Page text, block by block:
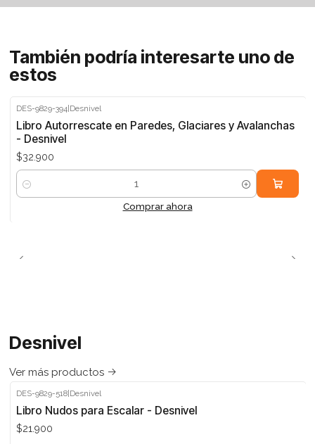
También podría interesarte uno de
estos
DES-9829-394|Desnivel
Libro Autorrescate en Paredes, Glaciares y Avalanchas
- Desnivel
$32.900
Cantidad
Comprar ahora
Desnivel
Ver más productos
DES-9829-518 Desnivel
Libro Nudos para Escalar - Desnivel
$21.900